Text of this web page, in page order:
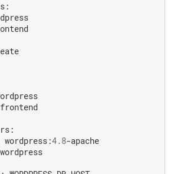
frontend
wordpress:4.8-apache
wordpress